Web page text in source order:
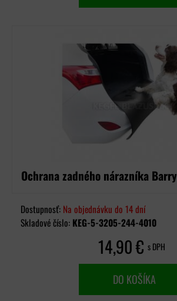
Ochrana zadného nárazníka Barry
Dostupnosť: Na objednávku do 14 dní
Skladové číslo: KEG-5-3205-244-4010
14,90 € s DPH
DO KOŠÍKA